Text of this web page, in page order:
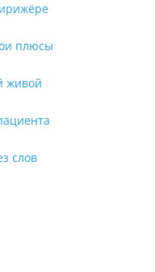
плюсы
живой
слов